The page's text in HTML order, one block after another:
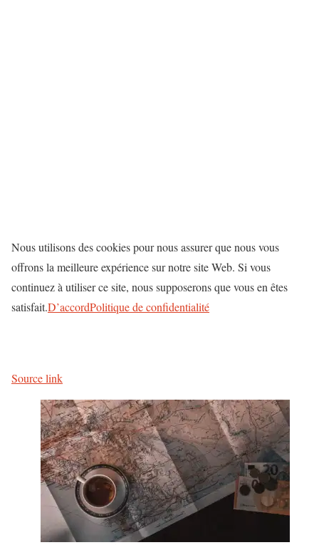
Nous utilisons des cookies pour nous assurer que nous vous
offrons la meilleure expérience sur notre site Web. Si vous
continuez à utiliser ce site, nous supposerons que vous en êtes
satisfait.D’accordPolitique de confidentialité
Source link